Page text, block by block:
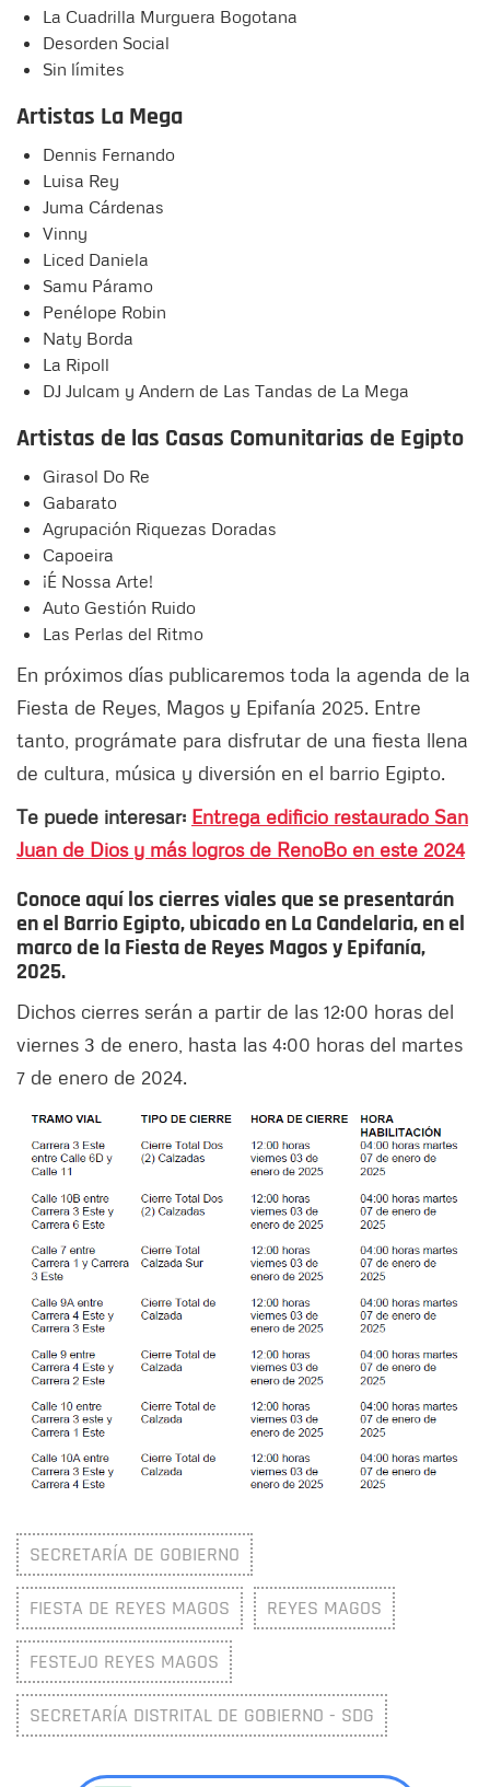
La Cuadrilla Murguera Bogotana
Desorden Social
Sin límites
Artistas La Mega
Dennis Fernando
⁠Luisa Rey
⁠⁠Juma Cárdenas
⁠Vinny
⁠Liced Daniela
⁠Samu Páramo
⁠Penélope Robin
⁠Naty Borda
⁠La Ripoll
⁠DJ Julcam y Andern de Las Tandas de La Mega
Artistas de las Casas Comunitarias de Egipto
⁠Girasol Do Re
Gabarato
⁠Agrupación Riquezas Doradas
⁠Capoeira
⁠¡É Nossa Arte!
⁠Auto Gestión Ruido
Las Perlas del Ritmo
En próximos días publicaremos toda la agenda de la
Fiesta de Reyes, Magos y Epifanía 2025. Entre
tanto, prográmate para disfrutar de una fiesta llena
de cultura, música y diversión en el barrio Egipto.
Te puede interesar: Entrega edificio restaurado San
Juan de Dios y más logros de RenoBo en este 2024
Conoce aquí los cierres viales que se presentarán
en el Barrio Egipto, ubicado en La Candelaria, en el
marco de la Fiesta de Reyes Magos y Epifanía,
2025.
Dichos cierres serán a partir de las 12:00 horas del
viernes 3 de enero, hasta las 4:00 horas del martes
7 de enero de 2024.
SECRETARÍA DE GOBIERNO
FIESTA DE REYES MAGOS REYES MAGOS
FESTEJO REYES MAGOS
SECRETARÍA DISTRITAL DE GOBIERNO - SDG